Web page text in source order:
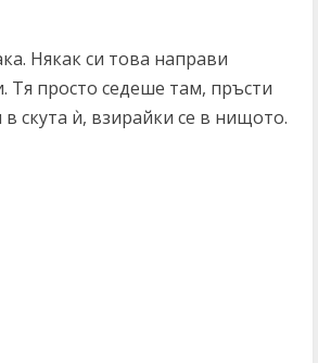
Някак си това направи
просто седеше там, пръсти
в скута ѝ, взирайки се в нищото.